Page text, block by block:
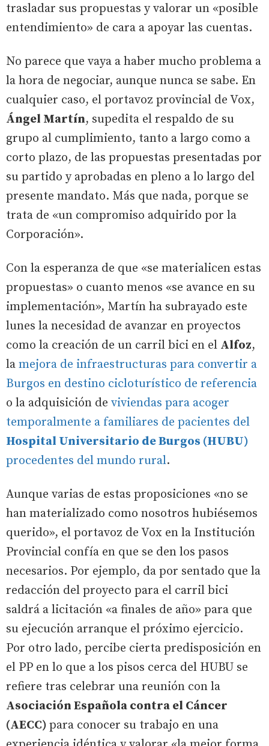
trasladar sus propuestas y valorar un «posible
entendimiento» de cara a apoyar las cuentas.
No parece que vaya a haber mucho problema a
la hora de negociar, aunque nunca se sabe. En
cualquier caso, el portavoz provincial de Vox,
Ángel Martín, supedita el respaldo de su
grupo al cumplimiento, tanto a largo como a
corto plazo, de las propuestas presentadas por
su partido y aprobadas en pleno a lo largo del
presente mandato. Más que nada, porque se
trata de «un compromiso adquirido por la
Corporación».
Con la esperanza de que «se materialicen estas
propuestas» o cuanto menos «se avance en su
implementación», Martín ha subrayado este
lunes la necesidad de avanzar en proyectos
como la creación de un carril bici en el Alfoz,
la mejora de infraestructuras para convertir a
Burgos en destino cicloturístico de referencia
o la adquisición de viviendas para acoger
temporalmente a familiares de pacientes del
Hospital Universitario de Burgos (HUBU)
procedentes del mundo rural.
Aunque varias de estas proposiciones «no se
han materializado como nosotros hubiésemos
querido», el portavoz de Vox en la Institución
Provincial confía en que se den los pasos
necesarios. Por ejemplo, da por sentado que la
redacción del proyecto para el carril bici
saldrá a licitación «a finales de año» para que
su ejecución arranque el próximo ejercicio.
Por otro lado, percibe cierta predisposición en
el PP en lo que a los pisos cerca del HUBU se
refiere tras celebrar una reunión con la
Asociación Española contra el Cáncer
(AECC) para conocer su trabajo en una